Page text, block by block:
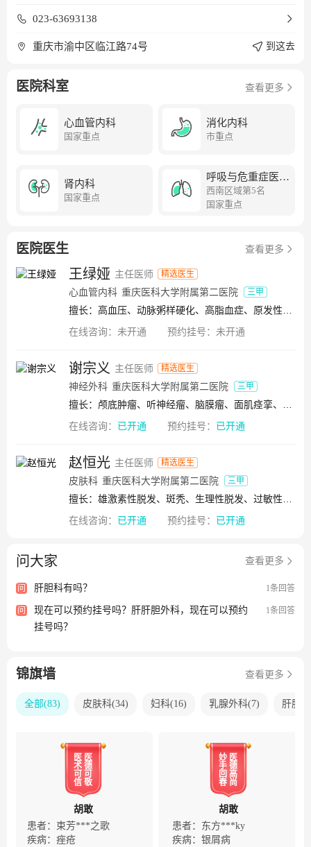
超十九亿，共有医疗综合楼、感染与肝病中心、科教楼、全
科住培基地楼4栋大楼。2021年12月，渝中院区3.2万方魁星
家重点学科，13个国家临床专科建设项目，1个国家中医药管
庆市临床重点专科，11个重庆市医疗质量控制中心。医院历
年来引进和培养了包含百千万人才工程国家级人才、国家杰
专家、教育部“长江学者创新团队与发展计划”团队带头人、
教育部跨世纪优秀人才、国家人社局及卫健委有突出贡献中
青年专家、全国卫生系统先进工作者、全国名中医等一批学
含动物中心在内的1.5万方智能化科研实验平台；获批重庆市
临床研究规范管理质控中心；主办有Journal of Clinical and
Translational Hepatology（最新影响因子5.065）、《中华肝
脏病杂志》、《临床超声医学杂志》和《肝博士》杂志，年
均发布SCI论文约300篇，获得国自然立项约30项。医院自
1962年成为重庆医学院（现重庆医科大学）附属医院，历经
社区实践教学基地2所、教学指导医院1所)，2个国家级一流
本科专业建设点，1个国家级特色专业，3个国家级品牌课
程，1个全国首批“大思政课”实践教学基地，建成重庆市首家
“国际标准化病人教学中心”。医院作为国家级博士后科研工
作站和重庆医科大学临床医学博士后流动站，积极实施博士
千万元。医院现有一级学科博士学位授权点3个，硕士学位授
权点5个，二级学科博士学位授权点20个，硕士学位授权点22
个，博士生导师88名（在职），硕士生导师317名（在职），
培养了一代代宽仁学子成为杏林肱骨，服务一方百姓。 作为
中国西部历史最悠久的医院之一，重医附二院始终遵循习近
宽克仁、彰信兆民”的医院精神和“关怀、专注、创新”的医院
理念，治病患、创技术、强科研、育人才，在拥抱新时代、
奋进新征程的伟大变革中，敢于开拓、勇于创新，高举高质
院的目标迈进！
023-63693138
重庆市渝中区临江路74号 到这去
医院科室 查看更多
心血管内科
国家重点
消化内科
市重点
肾内科
国家重点
呼吸与危重症医学
科
西南区域第5名
国家重点
医院医生 查看更多
王绿娅 主任医师 精选医生
心血管内科 重庆医科大学附属第二医院 三甲
擅长：高血压、动脉粥样硬化、高脂血症、原发性高血压、继发性高血压、老年高血压、糖尿病、重度高脂血症
在线咨询： 未开通 预约挂号： 未开通
谢宗义 主任医师 精选医生
神经外科 重庆医科大学附属第二医院 三甲
擅长：颅底肿瘤、听神经瘤、脑膜瘤、面肌痉挛、三叉神经痛、帕金森病、神经鞘瘤、胶质母细胞瘤、脑干肿瘤、星形细胞瘤、室管膜瘤、脑转移瘤、颅内肿瘤、脑干胶质瘤、颞叶癫痫
在线咨询： 已开通 预约挂号： 已开通
赵恒光 主任医师 精选医生
皮肤科 重庆医科大学附属第二医院 三甲
擅长：雄激素性脱发、斑秃、生理性脱发、过敏性湿疹、荨麻疹、痒疹、瘙痒症、银屑病、寻常型痤疮、溢脂性皮炎、鳞状细胞癌、溢脂性角化病、皮肤血管瘤、黑色素瘤、皮肤纤维瘤
在线咨询： 已开通 预约挂号： 已开通
问大家 查看更多
问 肝胆科有吗？ 1条回答
问
现在可以预约挂号吗？肝肝胆外科，现在可以预约
挂号吗？
1条回答
锦旗墙 查看更多
全部(83) 皮肤科(34) 妇科(16) 乳腺外科(7) 肝胆
医
术
可
信
医
德
可
敬
胡敢
患者：束芳***之歌
疾病： 痤疮
妙
手
回
春
医
德
高
尚
胡敢
患者：东方***ky
疾病： 银屑病